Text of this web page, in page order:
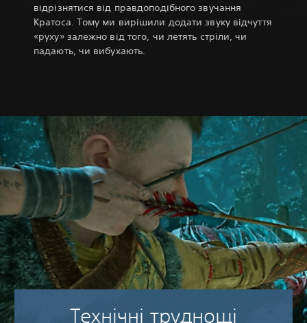
відрізнятися від правдоподібного звучання
Кратоса. Тому ми вирішили додати звуку відчуття
«руху» залежно від того, чи летять стріли, чи
падають, чи вибухають.
Технічні труднощі